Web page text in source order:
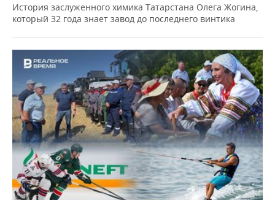
История заслуженного химика Татарстана Олега Жогина,
который 32 года знает завод до последнего винтика